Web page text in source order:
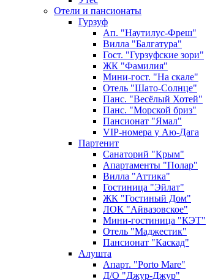
Отели и пансионаты
Гурзуф
Ап. "Наутилус-Фреш"
Вилла "Балгатура"
Гост. "Гурзуфские зори"
ЖК "Фамилия"
Мини-гост. "На скале"
Отель "Шато-Солнце"
Панс. "Весёлый Хотей"
Панс. "Морской бриз"
Пансионат "Ямал"
VIP-номера у Аю-Дага
Партенит
Санаторий "Крым"
Апартаменты "Полар"
Вилла "Аттика"
Гостиница "Эйлат"
ЖК "Гостиный Дом"
ЛОК "Айвазовское"
Мини-гостиница "КЭТ"
Отель "Маджестик"
Пансионат "Каскад"
Алушта
Апарт. "Porto Mare"
Д/О "Джур-Джур"